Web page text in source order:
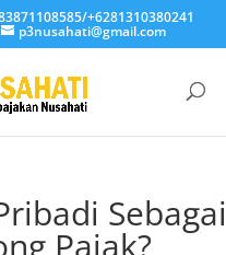
+6281310380241
p3nusahati@gmail.com
Sebagai
Pajak?